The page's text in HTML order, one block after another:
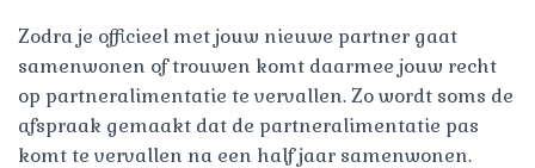
Zodra je officieel met jouw nieuwe partner gaat
samenwonen of trouwen komt daarmee jouw recht
op partneralimentatie te vervallen. Zo wordt soms de
afspraak gemaakt dat de partneralimentatie pas
komt te vervallen na een half jaar samenwonen.